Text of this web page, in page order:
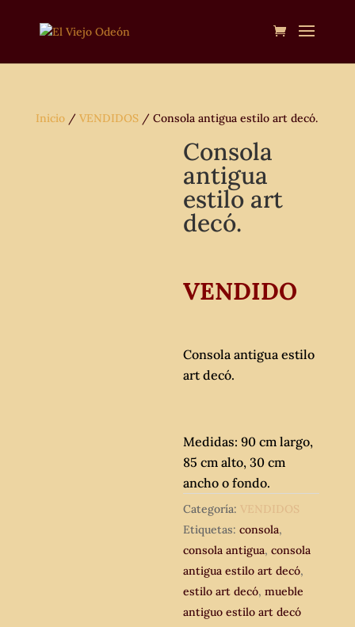
Inicio/ VENDIDOS/ Consola antigua estilo art decó.
Consola
antigua
estilo art
decó.
VENDIDO
Consola antigua estilo
art decó.
Medidas: 90 cm largo,
85 cm alto, 30 cm
ancho o fondo.
Categoría: VENDIDOS
Etiquetas:consola,
consola antigua,consola
antigua estilo art decó,
estilo art decó,mueble
antiguo estilo art decó